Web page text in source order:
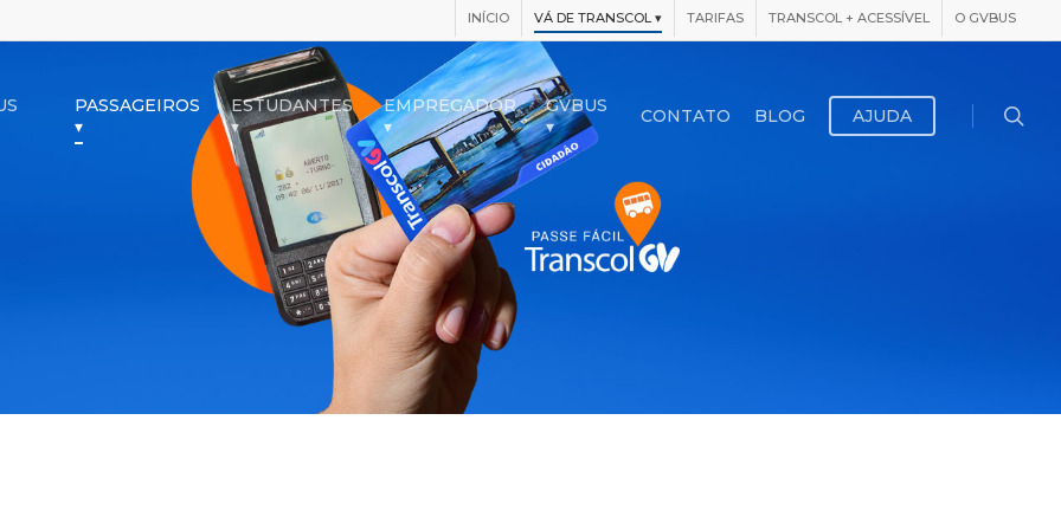
INÍCIO VÁ DE TRANSCOL ▾ TARIFAS TRANSCOL + ACESSÍVEL O GVBUS
PASSAGEIROS
▾
ESTUDANTES
▾
EMPREGADOR
▾
GVBUS
▾
CONTATO BLOG AJUDA